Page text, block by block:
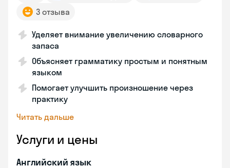
3 отзыва
Уделяет внимание увеличению словарного
запаса
Объясняет грамматику простым и понятным
языком
Помогает улучшить произношение через
практику
Читать дальше
Услуги и цены
Английский язык